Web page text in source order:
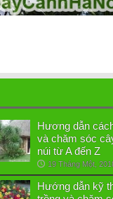
Hương dẫn
và chăm sóc
núi từ A đến Z
19 Tháng Một,
Hướng dẫn kỹ